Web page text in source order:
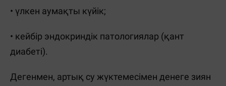
• үлкен аумақты күйік;
• кейбір эндокриндік патологиялар (қант
диабеті).
Дегенмен, артық су жүктемесімен денеге зиян